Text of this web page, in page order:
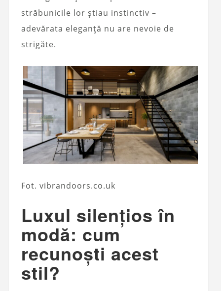
străbunicile lor știau instinctiv –
adevărata eleganță nu are nevoie de
strigăte.
Fot. vibrandoors.co.uk
Luxul silențios în
modă: cum
recunoști acest
stil?